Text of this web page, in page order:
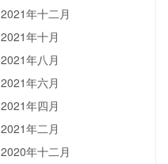
2021年十二月
2021年十月
2021年八月
2021年六月
2021年四月
2021年二月
2020年十二月